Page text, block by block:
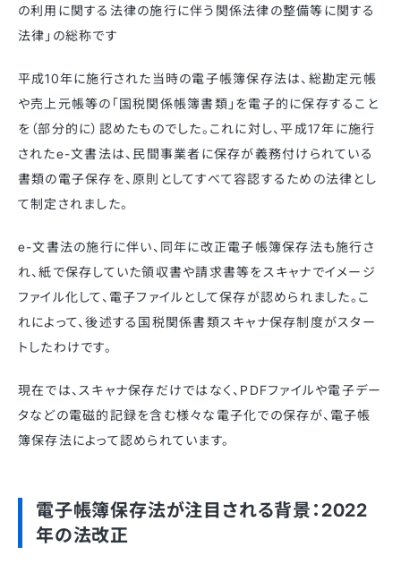
の利用に関する法律の施行に伴う関係法律の整備等に関する
法律」の総称です
平成10年に施行された当時の電子帳簿保存法は、総勘定元帳
や売上元帳等の「国税関係帳簿書類」を電子的に保存すること
を（部分的に）認めたものでした。これに対し、平成17年に施行
されたe-文書法は、民間事業者に保存が義務付けられている
書類の電子保存を、原則としてすべて容認するための法律とし
て制定されました。
e-文書法の施行に伴い、同年に改正電子帳簿保存法も施行さ
れ、紙で保存していた領収書や請求書等をスキャナでイメージ
ファイル化して、電子ファイルとして保存が認められました。こ
れによって、後述する国税関係書類スキャナ保存制度がスター
トしたわけです。
現在では、スキャナ保存だけではなく、PDFファイルや電子デー
タなどの電磁的記録を含む様々な電子化での保存が、電子帳
簿保存法によって認められています。
電子帳簿保存法が注目される背景：2022
年の法改正